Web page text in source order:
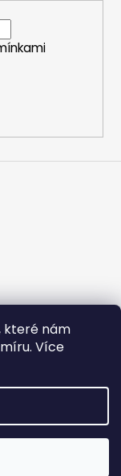
které nám
Více
vyhrazena.